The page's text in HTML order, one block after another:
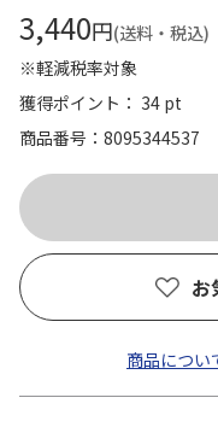
3,440円(送料・税込)
※軽減税率対象
獲得ポイント： 34 pt
商品番号
8095344537
お
商品につい